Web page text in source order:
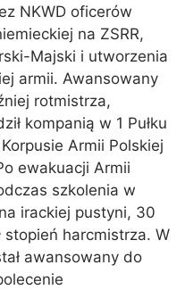
NKWD oficerów
na ZSRR,
Majski i utworzenia
armii. Awansowany
rotmistrza,
kompanią w 1 Pułku
Armii Polskiej
ewakuacji Armii
szkolenia w
irackiej pustyni, 30
stopień harcmistrza. W
awansowany do